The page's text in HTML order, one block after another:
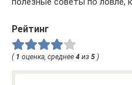
Рейтинг
( 1 оценка, среднее 4 из 5 )